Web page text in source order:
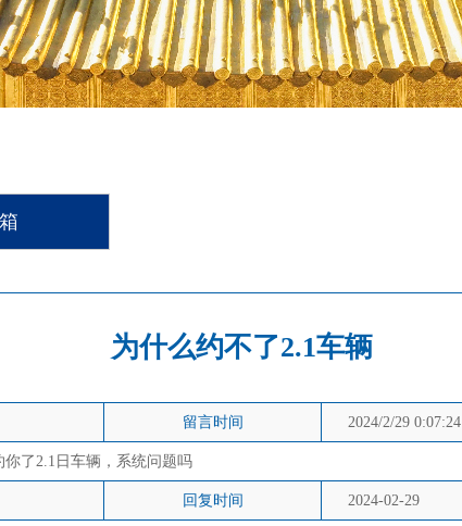
为什么约不了2.1车辆
留言时间 2024/2/29 0:07:24
了2.1日车辆，系统问题吗
回复时间 2024-02-29